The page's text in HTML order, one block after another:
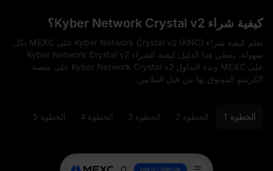
كيفية شراء Kyber Network Crystal v2؟
تعلم كيفية شراء Kyber Network Crystal v2 (KNC) على MEXC بكل
سهولة. يغطي هذا الدليل كيفية الشراء Kyber Network Crystal v2
على MEXC وبدء التداول Kyber Network Crystal v2 على منصة
الكريبتو الموثوق بها من قبل الملايين.
الخطوة 1 الخطوة 2 الخطوه 3 الخطوة 4 الخطوة 5